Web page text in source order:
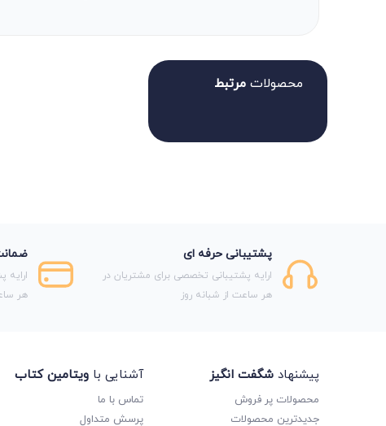
محصولات مرتبط
پشتیبانی حرفه ای
ارایه پشتیبانی تخصصی برای مشتریان در
هر ساعت از شبانه روز
هر
پیشنهاد شگفت انگیز
محصولات پر فروش
جدیدترین محصولات
آشنایی با ویتامین کتاب
تماس با ما
پرسش متداول